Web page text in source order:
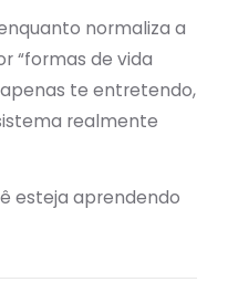
normaliza a
“formas de vida
te entretendo,
realmente
esteja aprendendo